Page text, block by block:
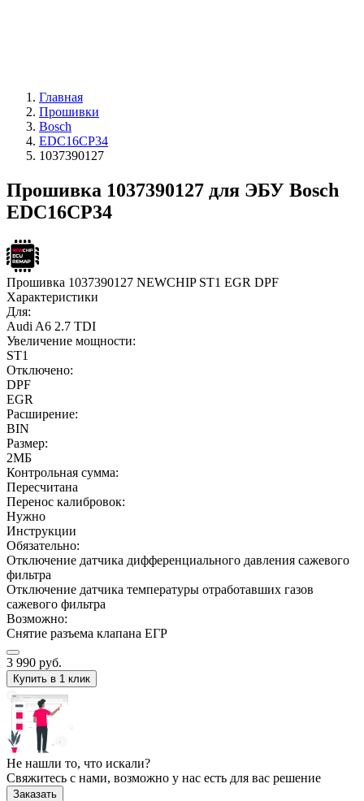
Главная
Прошивки
Bosch
EDC16CP34
1037390127
Прошивка 1037390127 для ЭБУ Bosch
EDC16CP34
Прошивка 1037390127 NEWCHIP ST1 EGR DPF
Характеристики
Для:
Audi A6 2.7 TDI
Увеличение мощности:
ST1
Отключено:
DPF
EGR
Расширение:
BIN
Размер:
2МБ
Контрольная сумма:
Пересчитана
Перенос калибровок:
Нужно
Инструкции
Обязательно:
Отключение датчика дифференциального давления сажевого
фильтра
Отключение датчика температуры отработавших газов
сажевого фильтра
Возможно:
Снятие разъема клапана ЕГР
3 990 руб.
Купить в 1 клик
Не нашли то, что искали?
Свяжитесь с нами, возможно у нас есть для вас решение
Заказать